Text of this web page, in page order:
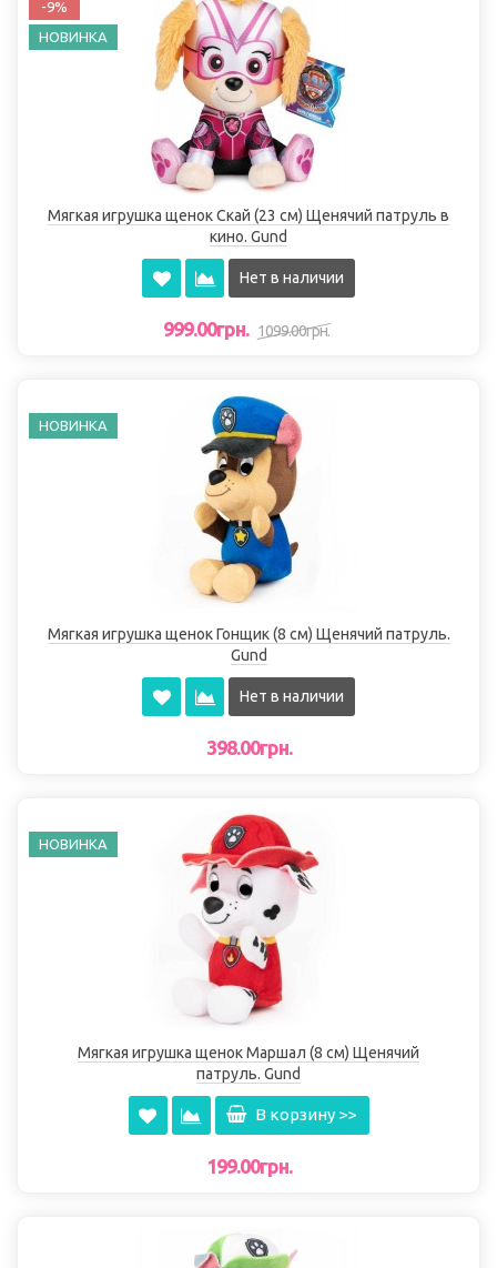
-9%
НОВИНКА
Мягкая игрушка щенок Скай (23 см) Щенячий патруль в
кино. Gund
Нет в наличии
999.00грн. 1099.00грн.
НОВИНКА
Мягкая игрушка щенок Гонщик (8 см) Щенячий патруль.
Gund
Нет в наличии
398.00грн.
НОВИНКА
Мягкая игрушка щенок Маршал (8 см) Щенячий
патруль. Gund
В корзину >>
199.00грн.